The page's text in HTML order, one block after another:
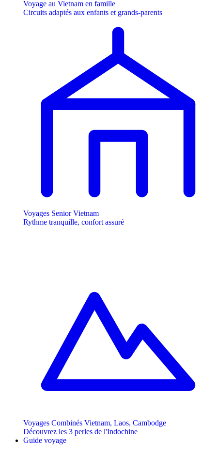
Voyage au Vietnam en famille
Circuits adaptés aux enfants et grands-parents
Voyages Senior Vietnam
Rythme tranquille, confort assuré
Voyages Combinés Vietnam, Laos, Cambodge
Découvrez les 3 perles de l'Indochine
Guide voyage